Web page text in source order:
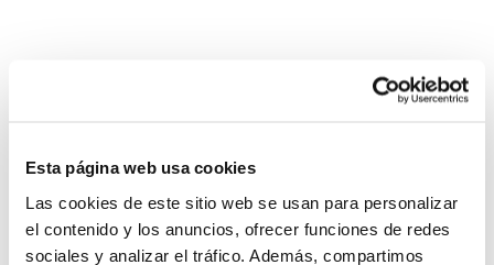
Esta página web usa cookies
Las cookies de este sitio web se usan para personalizar
el contenido y los anuncios, ofrecer funciones de redes
sociales y analizar el tráfico. Además, compartimos